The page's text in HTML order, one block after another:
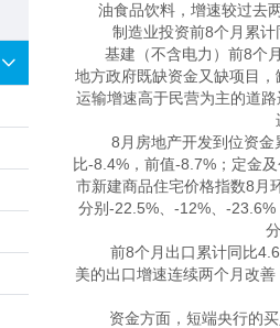
油食品饮料，增速较过去
制造业投资前8个月累计
基建（不含电力）前8个月
地方政府既缺资金又缺项目
运输增速高于民营为主的道
8月房地产开发到位资金
比-8.4%，前值-8.7%；定金
市新建商品住宅价格指数8月
分别-22.5%、-12%、-
前8个月出口累计同比
美的出口增速连续两个月改
资金方面，短端央行的买